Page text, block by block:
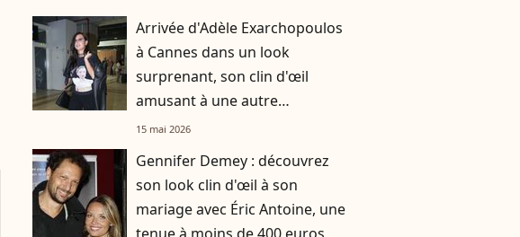
Arrivée d'Adèle Exarchopoulos
à Cannes dans un look
surprenant, son clin d'œil
amusant à une autre
personnalité du cinéma
15 mai 2026
Gennifer Demey : découvrez
son look clin d'œil à son
mariage avec Éric Antoine, une